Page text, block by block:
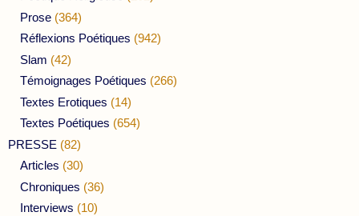
Prose (364)
Réflexions Poétiques (942)
Slam (42)
Témoignages Poétiques (266)
Textes Erotiques (14)
Textes Poétiques (654)
PRESSE (82)
Articles (30)
Chroniques (36)
Interviews (10)